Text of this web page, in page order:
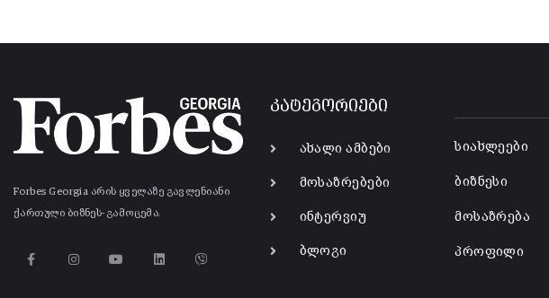
Forbes Georgia არის ყველაზე გავლენიანი
ქართული ბიზნეს-გამოცემა.
კატეგორიები
ახალი ამბები
მოსაზრებები
ინტერვიუ
ბლოგი
სიახლეები
ბიზნესი
მოსაზრება
პროფილი